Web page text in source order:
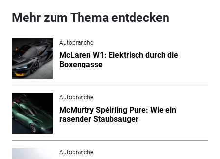
Mehr zum Thema entdecken
Autobranche
McLaren W1: Elektrisch durch die
Boxengasse
Autobranche
McMurtry Spéirling Pure: Wie ein
rasender Staubsauger
Autobranche